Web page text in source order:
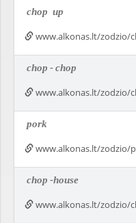
chop up
www.alkonas.lt/zodzio/
chop -chop
www.alkonas.lt/zodzio/
pork
www.alkonas.lt/zodzio/
chop -house
www.alkonas.lt/zodzio/